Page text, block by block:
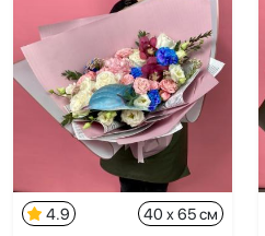
4.9 40 x 65 см